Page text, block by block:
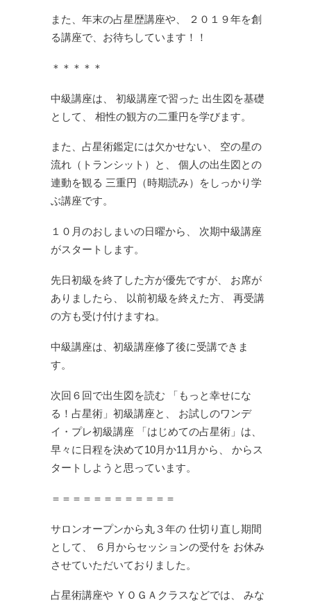
また、年末の占星歴講座や、
２０１９年を創
る講座で、お待ちしています！！
＊＊＊＊＊
中級講座は、 初級講座で習った 出生図を基礎
として、
相性の観方の二重円を学びます。
また、占星術鑑定には欠かせない、
空の星の
流れ（トランシット）と、
個人の出生図との
連動を観る 三重円（時期読み）をしっかり学
ぶ講座です。
１０月のおしまいの日曜から、
次期中級講座
がスタートします。
先日初級を終了した方が優先ですが、
お席が
ありましたら、
以前初級を終えた方、
再受講
の方も受け付けますね。
中級講座は、初級講座修了後に受講できま
す。
次回６回で出生図を読む 「もっと幸せにな
る！占星術」初級講座と、
お試しのワンデ
イ・プレ初級講座 「はじめての占星術」は、
早々に日程を決めて10月か11月から、
からス
タートしようと思っています。
＝＝＝＝＝＝＝＝＝＝＝＝
サロンオープンから丸３年の 仕切り直し期間
として、
６月からセッションの受付を お休み
させていただいておりました。
占星術講座や ＹＯＧＡクラスなどでは、
みな